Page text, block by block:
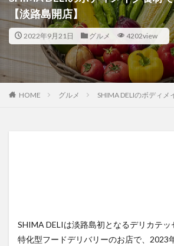
【淡路島開店】
2022年9月21日 グルメ 4202view
HOME グルメ SHIMA DELIのボディ
SHIMA DELIは淡路島初となるデリカテッ
特化型フードデリバリーのお店で、2023